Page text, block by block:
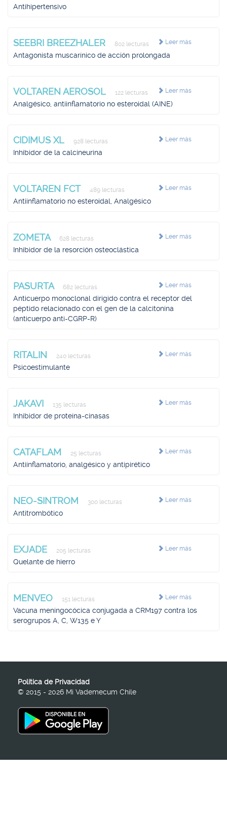
Antihipertensivo
Leer más
SEEBRI BREEZHALER 802 lecturas
Antagonista muscarínico de acción prolongada
Leer más
VOLTAREN AEROSOL 122 lecturas
Analgésico, antiinflamatorio no esteroidal (AINE)
Leer más
CIDIMUS XL 928 lecturas
Inhibidor de la calcineurina
Leer más
VOLTAREN FCT 489 lecturas
Antiinflamatorio no esteroidal, Analgésico
Leer más
ZOMETA 628 lecturas
Inhibidor de la resorción osteoclástica
Leer más
PASURTA 682 lecturas
Anticuerpo monoclonal dirigido contra el receptor del
péptido relacionado con el gen de la calcitonina
(anticuerpo anti-CGRP-R)
Leer más
RITALIN 240 lecturas
Psicoestimulante
Leer más
JAKAVI 135 lecturas
Inhibidor de proteína-cinasas
Leer más
CATAFLAM 25 lecturas
Antiinflamatorio, analgésico y antipirético
Leer más
NEO-SINTROM 300 lecturas
Antitrombótico
Leer más
EXJADE 205 lecturas
Quelante de hierro
Leer más
MENVEO 151 lecturas
Vacuna meningocócica conjugada a CRM197 contra los
serogrupos A, C, W135 e Y
Política de Privacidad
© 2015 - 2026 Mi Vademecum Chile